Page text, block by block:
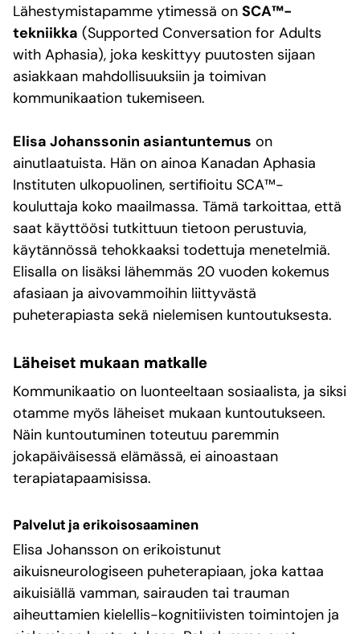
Lähestymistapamme ytimessä on SCA™-
tekniikka (Supported Conversation for Adults
with Aphasia), joka keskittyy puutosten sijaan
asiakkaan mahdollisuuksiin ja toimivan
kommunikaation tukemiseen.
Elisa Johanssonin asiantuntemus on
ainutlaatuista. Hän on ainoa Kanadan Aphasia
Instituten ulkopuolinen, sertifioitu SCA™-
kouluttaja koko maailmassa. Tämä tarkoittaa, että
saat käyttöösi tutkittuun tietoon perustuvia,
käytännössä tehokkaaksi todettuja menetelmiä.
Elisalla on lisäksi lähemmäs 20 vuoden kokemus
afasiaan ja aivovammoihin liittyvästä
puheterapiasta sekä nielemisen kuntoutuksesta.
Läheiset mukaan matkalle
Kommunikaatio on luonteeltaan sosiaalista, ja siksi
otamme myös läheiset mukaan kuntoutukseen.
Näin kuntoutuminen toteutuu paremmin
jokapäiväisessä elämässä, ei ainoastaan
terapiatapaamisissa.
Palvelut ja erikoisosaaminen
Elisa Johansson on erikoistunut
aikuisneurologiseen puheterapiaan, joka kattaa
aikuisiällä vamman, sairauden tai trauman
aiheuttamien kielellis-kognitiivisten toimintojen ja